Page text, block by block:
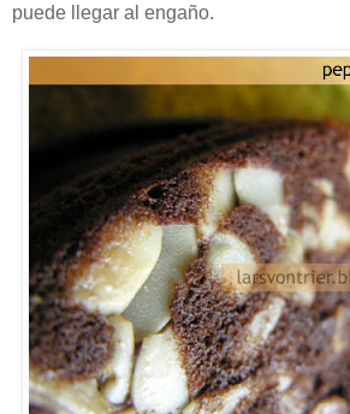
puede llegar al engaño.